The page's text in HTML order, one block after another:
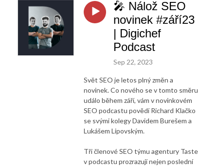
🎤 Nálož SEO
novinek #září23
| Digichef
Podcast
Sep 22, 2023
Svět SEO je letos plný změn a
novinek. Co nového se v tomto směru
událo během září, vám v novinkovém
SEO podcastu povědí Richard Klačko
se svými kolegy Davidem Burešem a
Lukášem Lipovským.
Tři členové SEO týmu agentury Taste
v podcastu prozrazují nejen poslední